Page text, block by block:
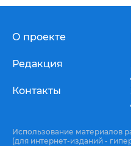
О проекте
Редакция
Контакты
Использование материалов
(для интернет-изданий -